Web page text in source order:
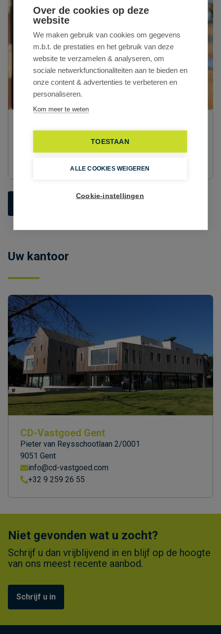
Lucas De Guchteneire
makelaar bedrijfsvastgoed - industrie
lucas.deguchteneire@cd-vastgoed.com
Uw kantoor
CD-Vastgoed Gent
Pieter van Reysschootlaan 2/0001
9051 Gent
info@cd-vastgoed.com
+32 9 259 26 55
Niet gevonden wat u zocht?
Schrijf u dan vrijblijvend in en blijf op de hoogte
van ons meest recente aanbod.
Schrijf u in
Over de cookies op deze
website
We maken gebruik van cookies om gegevens
m.b.t. de prestaties en het gebruik van deze
website te verzamelen & analyseren, om
sociale netwerkfunctionaliteiten aan te bieden en
onze content & advertenties te verbeteren en
personaliseren.
Kom meer te weten
TOESTAAN
ALLE COOKIES WEIGEREN
Cookie-instellingen